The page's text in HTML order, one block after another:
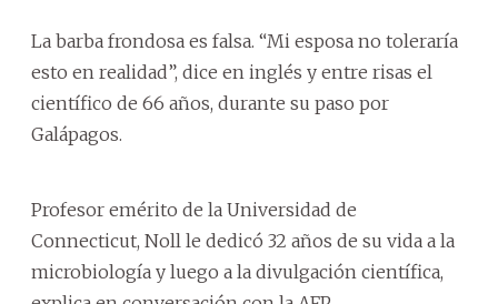
La barba frondosa es falsa. “Mi esposa no toleraría
esto en realidad”, dice en inglés y entre risas el
científico de 66 años, durante su paso por
Galápagos.
Profesor emérito de la Universidad de
Connecticut, Noll le dedicó 32 años de su vida a la
microbiología y luego a la divulgación científica,